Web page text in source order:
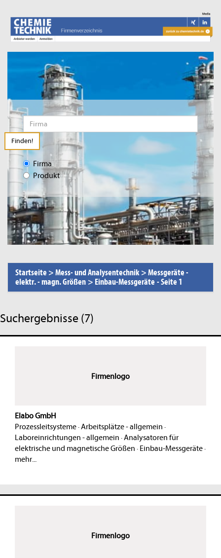
Finden!
Firma
Produkt
Startseite >Mess- und Analysentechnik >Messgeräte -
elektr. - magn. Größen > Einbau-Messgeräte -Seite 1
Suchergebnisse (7)
Firmenlogo
Elabo GmbH
Prozessleitsysteme·Arbeitsplätze - allgemein ·
Laboreinrichtungen - allgemein ·Analysatoren für
elektrische und magnetische Größen · Einbau-Messgeräte·
mehr...
Firmenlogo